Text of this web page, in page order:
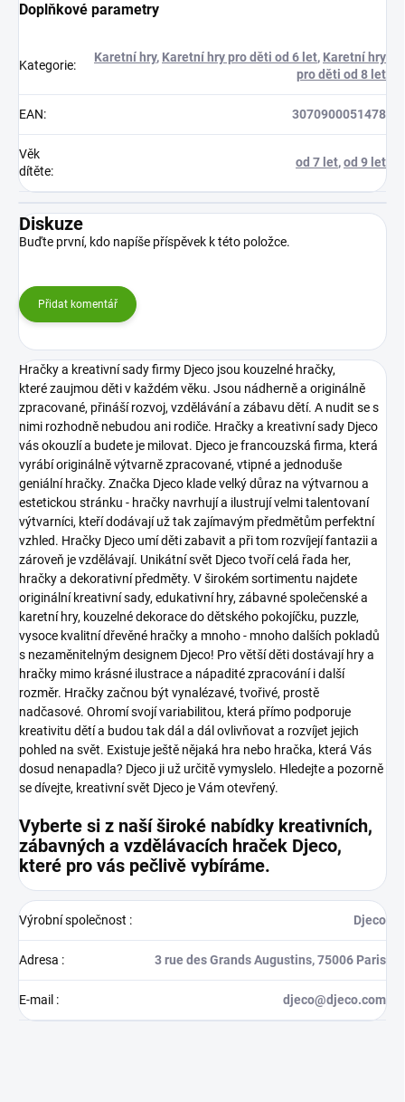
Doplňkové parametry
Kategorie:
Karetní hry, Karetní hry pro děti od 6 let, Karetní hry
pro děti od 8 let
EAN: 3070900051478
Věk
dítěte:
od 7 let,od 9 let
Diskuze
Buďte první, kdo napíše příspěvek k této položce.
Přidat komentář
Hračky a kreativní sady firmy Djeco jsou kouzelné hračky,
které zaujmou děti v každém věku. Jsou nádherně a originálně
zpracované, přináší rozvoj, vzdělávání a zábavu dětí. A nudit se s
nimi rozhodně nebudou ani rodiče. Hračky a kreativní sady Djeco
vás okouzlí a budete je milovat. Djeco je francouzská firma, která
vyrábí originálně výtvarně zpracované, vtipné a jednoduše
geniální hračky. Značka Djeco klade velký důraz na výtvarnou a
estetickou stránku - hračky navrhují a ilustrují velmi talentovaní
výtvarníci, kteří dodávají už tak zajímavým předmětům perfektní
vzhled. Hračky Djeco umí děti zabavit a při tom rozvíjejí fantazii a
zároveň je vzdělávají. Unikátní svět Djeco tvoří celá řada her,
hračky a dekorativní předměty. V širokém sortimentu najdete
originální kreativní sady, edukativní hry, zábavné společenské a
karetní hry, kouzelné dekorace do dětského pokojíčku, puzzle,
vysoce kvalitní dřevěné hračky a mnoho - mnoho dalších pokladů
s nezaměnitelným designem Djeco! Pro větší děti dostávají hry a
hračky mimo krásné ilustrace a nápadité zpracování i další
rozměr. Hračky začnou být vynalézavé, tvořivé, prostě
nadčasové. Ohromí svojí variabilitou, která přímo podporuje
kreativitu dětí a budou tak dál a dál ovlivňovat a rozvíjet jejich
pohled na svět. Existuje ještě nějaká hra nebo hračka, která Vás
dosud nenapadla? Djeco ji už určitě vymyslelo. Hledejte a pozorně
se dívejte, kreativní svět Djeco je Vám otevřený.
Vyberte si z naší široké nabídky kreativních,
zábavných a vzdělávacích hraček Djeco,
které pro vás pečlivě vybíráme.
Výrobní společnost : Djeco
Adresa : 3 rue des Grands Augustins, 75006 Paris
E-mail : djeco@djeco.com